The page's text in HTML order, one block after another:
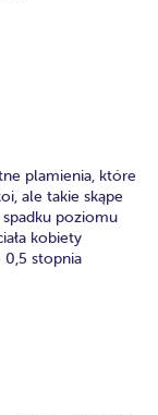
plamienia, które
ale takie skąpe
poziomu
kobiety
0,5 stopnia